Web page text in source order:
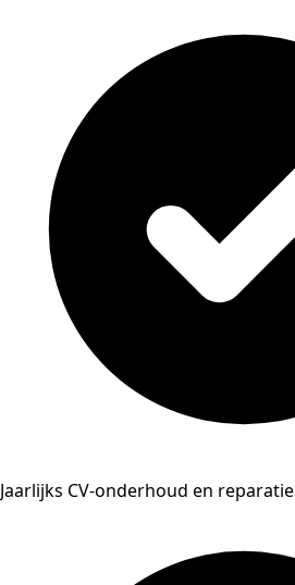
Jaarlijks CV-onderhoud en reparatie